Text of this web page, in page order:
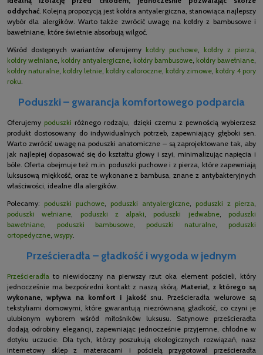
oddychać. Kolejną propozycją jest kołdra antyalergiczna, stanowiąca najlepszy
wybór dla alergików. Warto także zwrócić uwagę na kołdry z bambusowe i
bawełniane, które świetnie absorbują wilgoć.
Wśród dostępnych wariantów oferujemy kołdry puchowe, kołdry z pierza,
kołdry wełniane, kołdry antyalergiczne, kołdry bambusowe, kołdry bawełniane,
kołdry naturalne, kołdry letnie, kołdry całoroczne, kołdry zimowe, kołdry 4 pory
roku.
Poduszki – gwarancja komfortowego podparcia
Oferujemy poduszki różnego rodzaju, dzięki czemu z pewnością wybierzesz
produkt dostosowany do indywidualnych potrzeb, zapewniający głęboki sen.
Warto zwrócić uwagę na poduszki anatomiczne – są zaprojektowane tak, aby
jak najlepiej dopasować się do kształtu głowy i szyi, minimalizując napięcia i
bóle. Oferta obejmuje też m.in. poduszki puchowe i z pierza, które zapewniają
luksusową miękkość, oraz te wykonane z bambusa, znane z antybakteryjnych
właściwości, idealne dla alergików.
Polecamy: poduszki puchowe, poduszki antyalergiczne, poduszki z pierza,
poduszki wełniane, poduszki z alpaki, poduszki jedwabne, poduszki
bawełniane, poduszki bambusowe, poduszki naturalne, poduszki
ortopedyczne, wsypy.
Prześcieradła – gładkość i wygoda w jednym
Prześcieradła to niewidoczny na pierwszy rzut oka element pościeli, który
jednocześnie ma bezpośredni kontakt z naszą skórą.Materiał, z którego są
wykonane, wpływa na komfort i jakośćsnu. Prześcieradła welurowe są
tekstyliami domowymi, które gwarantują niezrównaną gładkość, co czyni je
ulubionym wyborem wśród miłośników luksusu. Satynowe prześcieradła
dodają odrobiny elegancji, zapewniając jednocześnie przyjemne, chłodne w
dotyku uczucie. Dla tych, którzy poszukują ekologicznych rozwiązań, nasz
internetowy sklep z materacami i pościelą przygotował prześcieradła